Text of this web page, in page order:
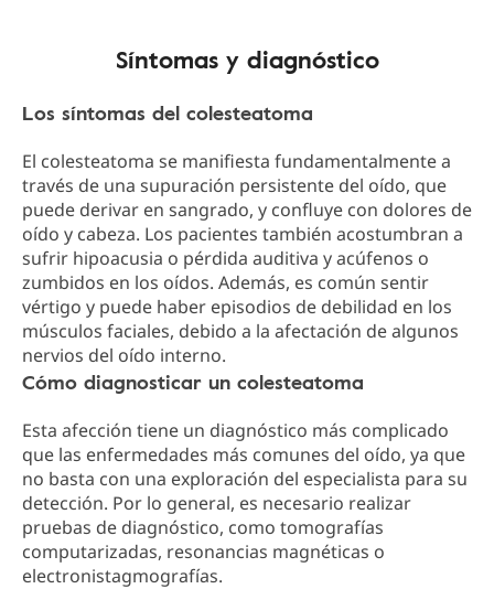
Síntomas y diagnóstico
Los síntomas del colesteatoma
El colesteatoma se manifiesta fundamentalmente a
través de una supuración persistente del oído, que
puede derivar en sangrado, y confluye con dolores de
oído y cabeza. Los pacientes también acostumbran a
sufrir hipoacusia o pérdida auditiva y acúfenos o
zumbidos en los oídos. Además, es común sentir
vértigo y puede haber episodios de debilidad en los
músculos faciales, debido a la afectación de algunos
nervios del oído interno.
Cómo diagnosticar un colesteatoma
Esta afección tiene un diagnóstico más complicado
que las enfermedades más comunes del oído, ya que
no basta con una exploración del especialista para su
detección. Por lo general, es necesario realizar
pruebas de diagnóstico, como tomografías
computarizadas, resonancias magnéticas o
electronistagmografías.